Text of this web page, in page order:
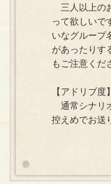
三人以上の
って欲しいで
いなグループ
があったりす
もご注意くだ
【アドリブ度】
通常シナリ
控えめでお送